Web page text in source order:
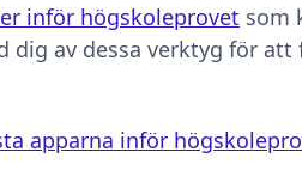
inför högskoleprovet som
av dessa verktyg för att
apparna inför